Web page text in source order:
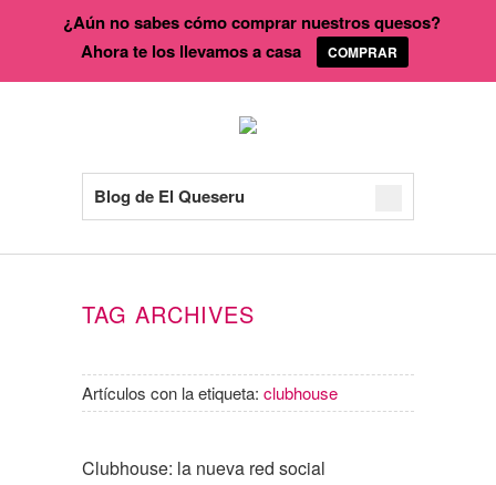
Blog de El Queseru
TAG ARCHIVES
Artículos con la etiqueta: clubhouse
Clubhouse: la nueva red social
¿Aún no sabes cómo comprar nuestros quesos?
Ahora te los llevamos a casa
COMPRAR